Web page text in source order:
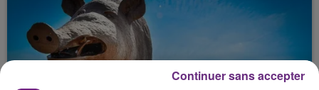
Continuer sans accepter